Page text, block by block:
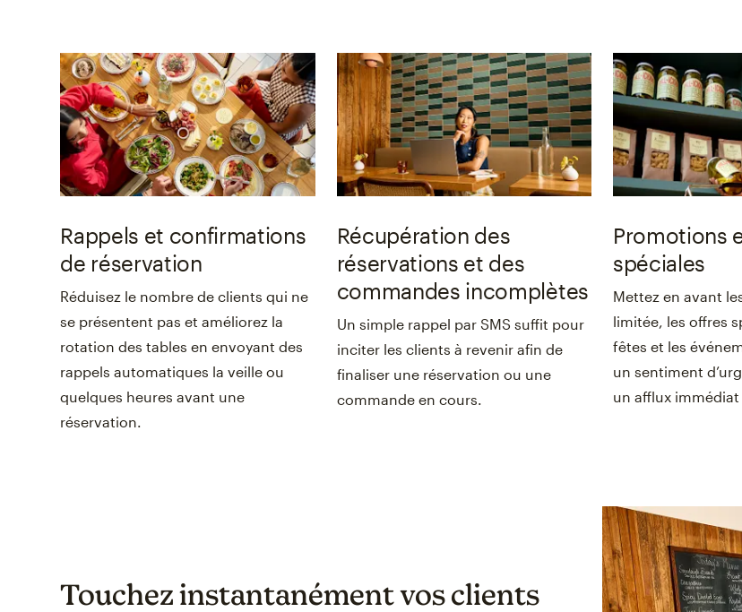
Rappels et confirmations
de réservation
Réduisez le nombre de clients qui ne
se présentent pas et améliorez la
rotation des tables en envoyant des
rappels automatiques la veille ou
quelques heures avant une
réservation.
Récupération des
réservations et des
commandes incomplètes
Un simple rappel par SMS suffit pour
inciter les clients à revenir afin de
finaliser une réservation ou une
commande en cours.
Promotions
spéciales
Mettez en avant
limitée, les offres
fêtes et les
un sentiment
un afflux
Touchez instantanément vos clients